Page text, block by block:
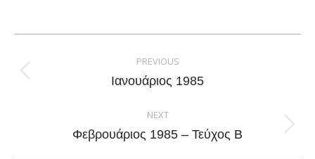
Facebook
X
PinterestLinkedIn
navigation
PREVIOUS
Previous
Ιανουάριος 1985
NEXT
Next
Φεβρουάριος 1985 – Τεύχος Β